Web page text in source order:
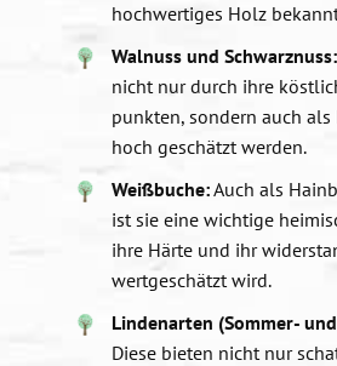
hochwertiges Holz
Walnuss und Schwarznuss:
nicht nur durch ihre
punkten, sondern auch
hoch geschätzt werden.
Weißbuche:Auch als
ist sie eine wichtige
ihre Härte und ihr
wertgeschätzt wird.
Lindenarten (Sommer-
Diese bieten nicht nur